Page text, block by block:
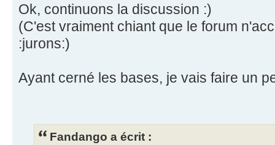
Ok, continuons la discussion :)
(C'est vraiment chiant que le forum
:jurons:)
Ayant cerné les bases, je vais faire un
Fandango a écrit :